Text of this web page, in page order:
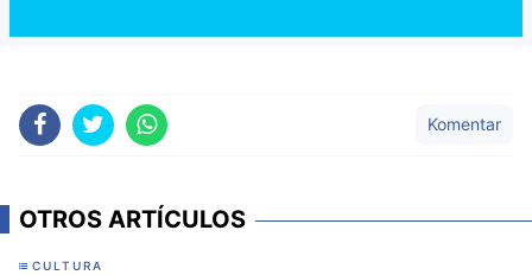
Komentar
OTROS ARTÍCULOS
CULTURA